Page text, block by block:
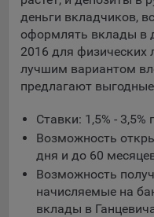
составить
сайта в целом. Общество
анализа трафика на
9.5. Файлы cookie,
аудитории и в
Технические/
Необходимые для
платформ «Google
(статистические),
передаются третьим
деньги вкладчиков,
оформлять вклады в
2016 для физических
лучшим вариантом
предлагают
Ставки: 1,5% - 3,5%
Возможность
дня и до 60
Возможность
начисляемые на
вклады в